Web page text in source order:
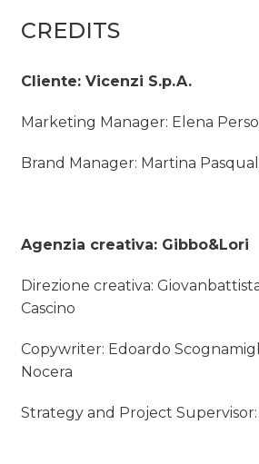
CREDITS
Cliente: Vicenzi S.p.A.
Marketing Manager: Elena
Brand Manager: Martina
Agenzia creativa: Gibbo&Lori
Direzione creativa:
Cascino
Copywriter: Edoardo
Nocera
Strategy and Project Supervisor: